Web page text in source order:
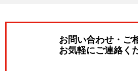
お問い合わせ・ご
お気軽にご連絡く